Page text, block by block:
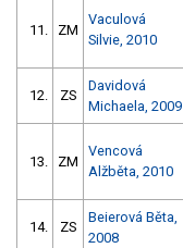
11. ZM
Vaculová
Silvie, 2010
12. ZS
Davidová
Michaela, 2009
13. ZM
Vencová
Alžběta, 2010
14. ZS
Beierová Běta,
2008